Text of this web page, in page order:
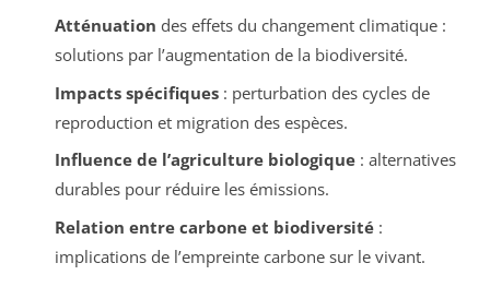
Atténuation des effets du changement climatique :
solutions par l’augmentation de la biodiversité.
Impacts spécifiques: perturbation des cycles de
reproduction et migration des espèces.
Influence de l’agriculture biologique: alternatives
durables pour réduire les émissions.
Relation entre carbone et biodiversité:
implications de l’empreinte carbone sur le vivant.